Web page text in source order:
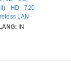
- HD - 720
LAN -
- IN